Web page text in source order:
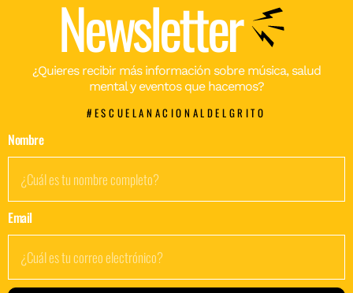
Newsletter
¿Quieres recibir más información sobre música, salud
mental y eventos que hacemos?
#ESCUELANACIONALDELGRITO
Nombre
Email